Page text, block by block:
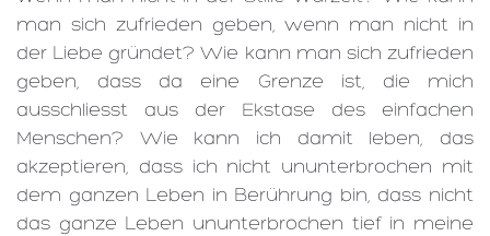
man sich zufrieden geben, wenn man nicht in
der Liebe gründet? Wie kann man sich zufrieden
geben, dass da eine Grenze ist, die mich
ausschliesst aus der Ekstase des einfachen
Menschen? Wie kann ich damit leben, das
akzeptieren, dass ich nicht ununterbrochen mit
dem ganzen Leben in Berührung bin, dass nicht
das ganze Leben ununterbrochen tief in meine